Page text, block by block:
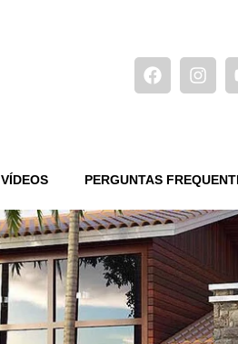
VÍDEOS PERGUNTAS